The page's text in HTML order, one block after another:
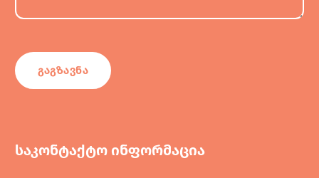
საკონტაქტო ინფორმაცია